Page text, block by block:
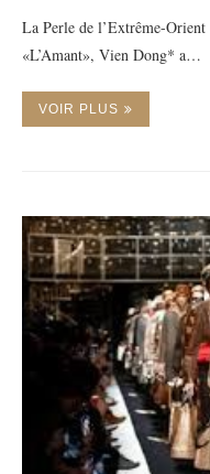
La Perle de l’Extrême-
«L’Amant», Vien Dong* a…
VOIR PLUS